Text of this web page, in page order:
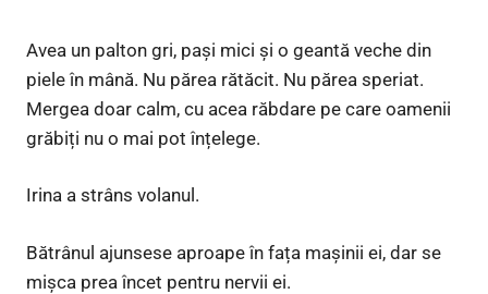
Avea un palton gri, pași mici și o geantă veche din
piele în mână. Nu părea rătăcit. Nu părea speriat.
Mergea doar calm, cu acea răbdare pe care oamenii
grăbiți nu o mai pot înțelege.
Irina a strâns volanul.
Bătrânul ajunsese aproape în fața mașinii ei, dar se
mișca prea încet pentru nervii ei.